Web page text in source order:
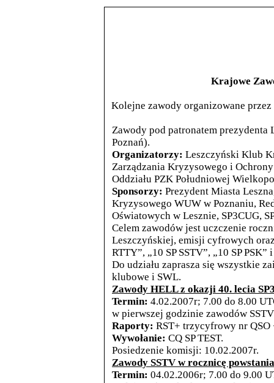
Krajowe
Kolejne zawody organizowane
Zawody pod patronatem prezydenta
Poznań).
Organizatorzy: Leszczyński Klub
Zarządzania Kryzysowego i
Oddziału PZK Południowej
Sponsorzy: Prezydent Miasta
Kryzysowego WUW w Poznaniu,
Oświatowych w Lesznie, SP3CUG,
Celem zawodów jest uczczenie
Leszczyńskiej, emisji cyfrowych
RTTY”, „10 SP SSTV”, „10 SP PSK”
Do udziału zaprasza się wszystkie
klubowe i SWL.
Zawody HELL z okazji 40. lecia
Termin: 4.02.2007r; 7.00 do 8.00
w pierwszej godzinie zawodów
Raporty: RST+ trzycyfrowy nr
Wywołanie: CQ SP TEST.
Posiedzenie komisji: 10.02.2007r.
Zawody SSTV w rocznicę
Termin: 04.02.2006r; 7.00 do 9.00